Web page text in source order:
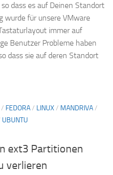
dass es auf Deinen Standort
wurde für unsere VMware
immer auf
Benutzer Probleme haben
dass sie auf deren Standort
/ FEDORA/ LINUX/ MANDRIVA/
UBUNTU
ext3 Partitionen
verlieren